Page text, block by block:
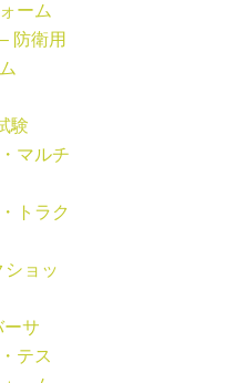
ーム
防衛用
験
マルチ
トラク
ショッ
ーサ
テス